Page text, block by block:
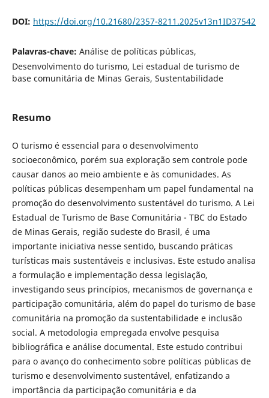
DOI: https://doi.org/10.21680/2357-8211.2025v13n1ID37542
Palavras-chave: Análise de políticas públicas,
Desenvolvimento do turismo, Lei estadual de turismo de
base comunitária de Minas Gerais, Sustentabilidade
Resumo
O turismo é essencial para o desenvolvimento
socioeconômico, porém sua exploração sem controle pode
causar danos ao meio ambiente e às comunidades. As
políticas públicas desempenham um papel fundamental na
promoção do desenvolvimento sustentável do turismo. A Lei
Estadual de Turismo de Base Comunitária - TBC do Estado
de Minas Gerais, região sudeste do Brasil, é uma
importante iniciativa nesse sentido, buscando práticas
turísticas mais sustentáveis e inclusivas. Este estudo analisa
a formulação e implementação dessa legislação,
investigando seus princípios, mecanismos de governança e
participação comunitária, além do papel do turismo de base
comunitária na promoção da sustentabilidade e inclusão
social. A metodologia empregada envolve pesquisa
bibliográfica e análise documental. Este estudo contribui
para o avanço do conhecimento sobre políticas públicas de
turismo e desenvolvimento sustentável, enfatizando a
importância da participação comunitária e da